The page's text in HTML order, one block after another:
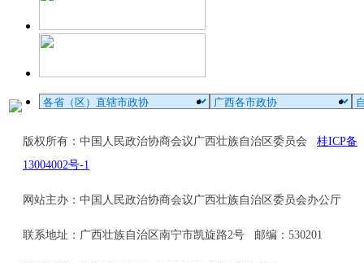
版权所有：中国人民政治协商会议广西壮族自治区委员会 桂ICP备
13004002号-1
网站主办：中国人民政治协商会议广西壮族自治区委员会办公厅
联系地址：广西壮族自治区南宁市凯旋路2号 邮编：530201